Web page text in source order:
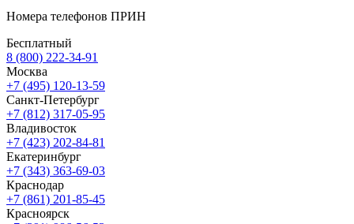
Номера телефонов ПРИН
Бесплатный
8 (800) 222-34-91
Москва
+7 (495) 120-13-59
Санкт-Петербург
+7 (812) 317-05-95
Владивосток
+7 (423) 202-84-81
Екатеринбург
+7 (343) 363-69-03
Краснодар
+7 (861) 201-85-45
Красноярск